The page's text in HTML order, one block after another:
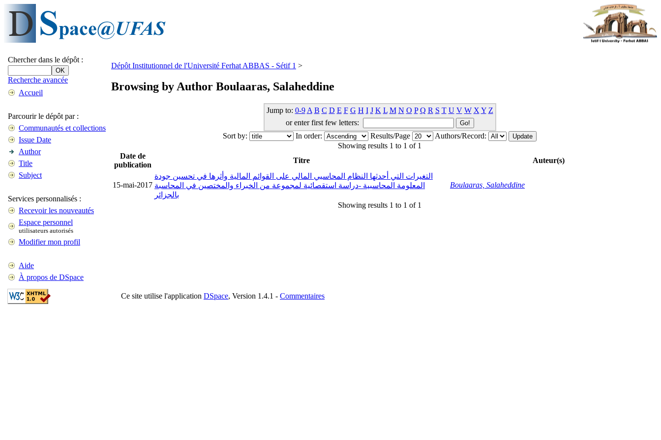
Chercher dans le dépôt :
Recherche avancée
Accueil
Parcourir le dépôt par :
Communautés et collections
Issue Date
Author
Title
Subject
Services personnalisés :
Recevoir les nouveautés
Espace personnel
utilisateurs autorisés
Modifier mon profil
Aide
À propos de DSpace
Dépôt Institutionnel de l'Université Ferhat ABBAS - Sétif 1 >
Browsing by Author Boulaaras, Salaheddine
Jump to: 0-9 A B C D E F G H I J K L M N O P Q R S T U V W X Y Z
or enter first few letters:
Sort by:
In order: Results/Page
Authors/Record:
Showing results 1 to 1 of 1
Date de
publication
Titre Auteur(s)
15-mai-2017
التغيرات التي أحدثها النظام المحاسبي المالي على القوائم المالية وأثرها في تحسين جودة
المعلومة المحاسبية -دراسة استقصائية لمجموعة من الخبراء والمختصين في المحاسبة
بالجزائر
Boulaaras, Salaheddine
Showing results 1 to 1 of 1
Ce site utilise l'application DSpace, Version 1.4.1 - Commentaires